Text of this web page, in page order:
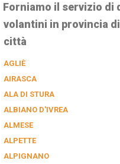
Forniamo il servizio di
volantini in provincia
città
AGLIÈ
AIRASCA
ALA DI STURA
ALBIANO D'IVREA
ALMESE
ALPETTE
ALPIGNANO